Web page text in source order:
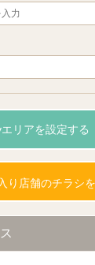
リアを設定する
り店舗のチラシ